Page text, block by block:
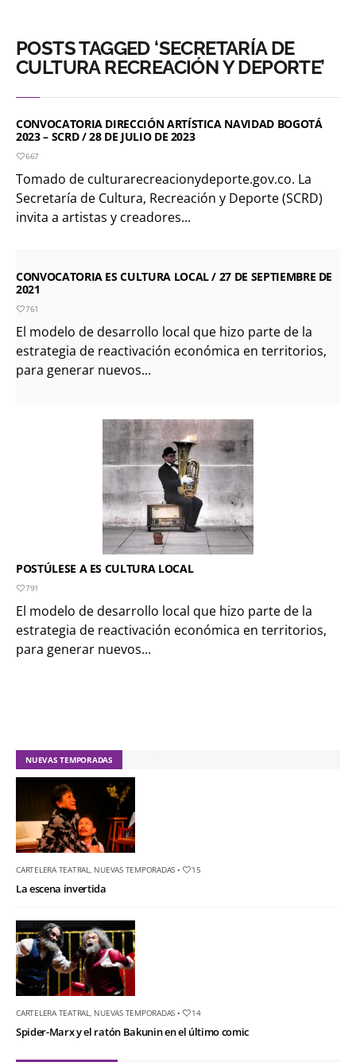
POSTS TAGGED ‘SECRETARÍA DE
CULTURA RECREACIÓN Y DEPORTE’
CONVOCATORIA DIRECCIÓN ARTÍSTICA NAVIDAD BOGOTÁ
2023 – SCRD / 28 DE JULIO DE 2023
667
Tomado de culturarecreacionydeporte.gov.co. La
Secretaría de Cultura, Recreación y Deporte (SCRD)
invita a artistas y creadores...
CONVOCATORIA ES CULTURA LOCAL / 27 DE SEPTIEMBRE DE
2021
761
El modelo de desarrollo local que hizo parte de la
estrategia de reactivación económica en territorios,
para generar nuevos...
POSTÚLESE A ES CULTURA LOCAL
791
El modelo de desarrollo local que hizo parte de la
estrategia de reactivación económica en territorios,
para generar nuevos...
NUEVAS TEMPORADAS
CARTELERA TEATRAL NUEVAS TEMPORADAS • 15
La escena invertida
CARTELERA TEATRAL NUEVAS TEMPORADAS • 14
Spider-Marx y el ratón Bakunin en el último comic